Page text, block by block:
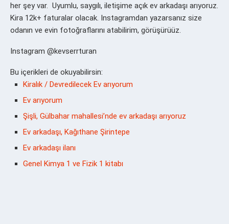
her şey var. Uyumlu, saygılı, iletişime açık ev arkadaşı arıyoruz.
Kira 12k+ faturalar olacak. Instagramdan yazarsanız size
odanın ve evin fotoğraflarını atabilirim, görüşürüüz.
Instagram @kevserrturan
Bu içerikleri de okuyabilirsin:
Kiralık / Devredilecek Ev arıyorum
Ev arıyorum
Şişli, Gülbahar mahallesi’nde ev arkadaşı arıyoruz
Ev arkadaşı, Kağıthane Şirintepe
Ev arkadaşı ilanı
Genel Kimya 1 ve Fizik 1 kitabı